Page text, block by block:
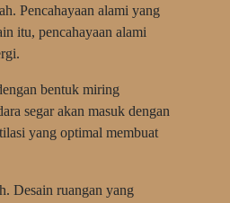
Pencahayaan alami yang
itu, pencahayaan alami
bentuk miring
segar akan masuk dengan
yang optimal membuat
Desain ruangan yang